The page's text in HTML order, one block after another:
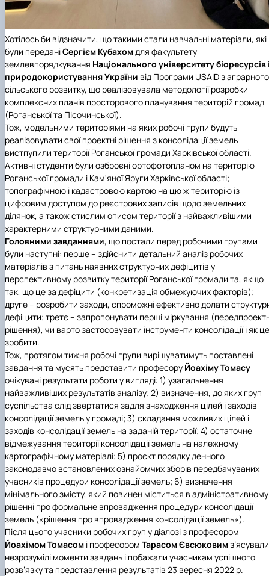
Хотілось би відзначити, що такими стали навчальні матеріали, які
були переданіСергієм Кубахом для факультету
землевпорядкування Національного університету біоресурсів
природокористування України від Програми USAID з аграрного
сільського розвитку, що реалізовувала методології розробки
комплексних планів просторового планування територій громад
(Роганської та Пісочинської).
Тож, модельними територіями на яких робочі групи будуть
реалізовувати свої проектні рішення з консолідації земель
вистпупили території Роганської громади Харківської області.
Активні студенти були озброєні ортофотопланом на територію
Роганської громади і Кам'яної Яруги Харківської області;
топографічною і кадастровою картою на цю ж територію із
цифровим доступом до реєстрових записів щодо земельних
ділянок, а також стислим описом території з найважливішими
характерними структурними даними.
Головними завданнями, що постали перед робочими групами
були наступні: перше – здійснити детальний аналіз робочих
матеріалів з питань наявних структурних дефіцитів у
перспективному розвитку території Роганської громади та, якщо
так, що це за дефіцити (конкретизація обмежуючих факторів);
друге – розробити заходи, спроможні ефективно долати
дефіцити; третє – запропонувати перші міркування
рішення), чи варто застосовувати інструменти консолідації і як це
зробити.
Тож, протягом тижня робочі групи вирішуватимуть поставлені
завдання та мусять представити професору Йоахіму Томасу
очікувані результати роботи у вигляді: 1) узагальнення
найважливіших результатів аналізу; 2) визначення, до яких груп
суспільства слід звертатися задля знаходження цілей і заходів
консолідації земель у громаді; 3) складання можливих цілей і
заходів консолідації земель на заданій території; 4) остаточне
відмежування території консолідації земель на належному
картографічному матеріалі; 5) проєкт порядку денного
законодавчо встановлених ознайомчих зборів передбачуваних
учасників процедури консолідації земель; 6) визначення
мінімального змісту, який повинен міститься в адміністративному
рішенні про формальне впровадження процедури консолідації
земель («рішення про впровадження консолідації земель»).
Після цього учасники робочих груп у діалозі з професором
Йоахімом Томасом і професором Тарасом Євсюковимз’ясували
незрозумілі моменти завдань і побажали учасникам успішного
розв’язку та представлення результатів 23 вересня 2022 р.